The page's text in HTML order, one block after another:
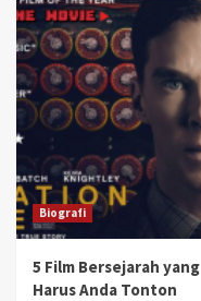
Biografi
5 Film Bersejarah yang
Harus Anda Tonton